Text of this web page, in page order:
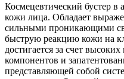
Космецевтический бустер в
кожи лица. Обладает
сильными проникающими
быструю реакцию кожи на
достигается за счет
компонентов и
представляющей собой